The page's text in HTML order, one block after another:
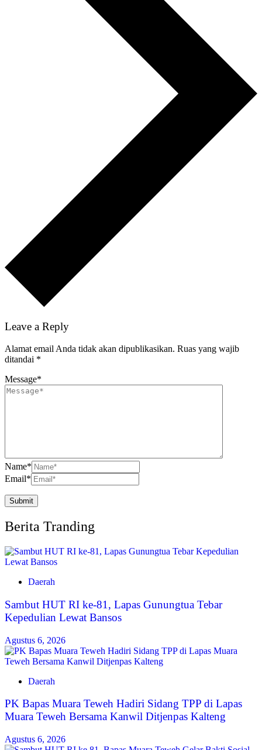
Leave a Reply
Alamat email Anda tidak akan dipublikasikan. Ruas yang wajib
ditandai *
Message*
Name*
Email*
Berita Tranding
Daerah
Sambut HUT RI ke-81, Lapas Gunungtua Tebar
Kepedulian Lewat Bansos
Agustus 6, 2026
Daerah
‎PK Bapas Muara Teweh Hadiri Sidang TPP di Lapas
Muara Teweh Bersama Kanwil Ditjenpas Kalteng
Agustus 6, 2026